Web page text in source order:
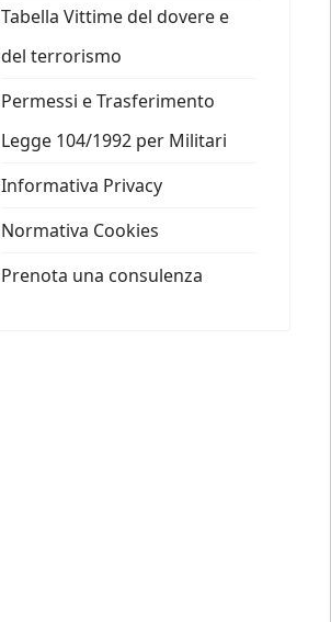
Tabella Vittime del dovere e
del terrorismo
Permessi e Trasferimento
Legge 104/1992 per Militari
Informativa Privacy
Normativa Cookies
Prenota una consulenza